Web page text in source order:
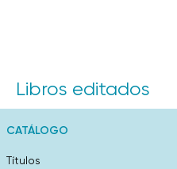
Libros editados
CATÁLOGO
Títulos